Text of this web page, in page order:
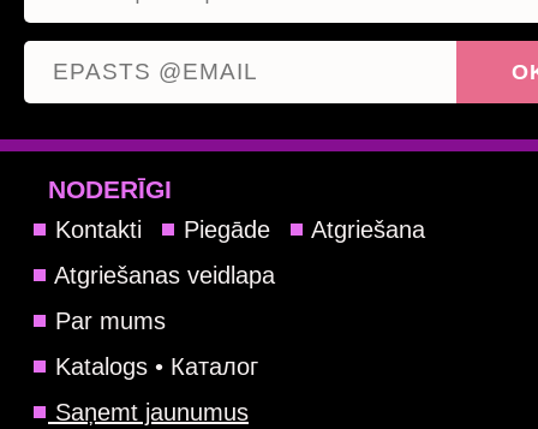
NODERĪGI
Kontakti Piegāde
Atgriešana
Atgriešanas veidlapa
Par mums
Katalogs • Каталог
Saņemt jaunumus